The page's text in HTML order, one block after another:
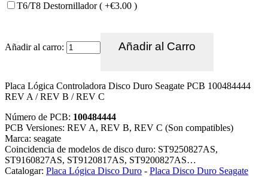
T6/T8 Destornillador ( +€3.00 )
Añadir al carro:
Placa Lógica Controladora Disco Duro Seagate PCB 100484444
REV A / REV B / REV C
Número de PCB: 100484444
PCB Versiones: REV A, REV B, REV C (Son compatibles)
Marca: seagate
Coincidencia de modelos de disco duro: ST9250827AS,
ST9160827AS, ST9120817AS, ST9200827AS…
Catalogar: Placa Lógica Disco Duro - Placa Disco Duro Seagate